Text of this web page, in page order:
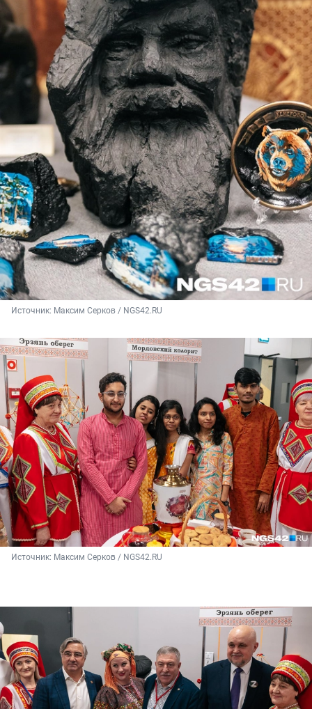
Источник: Максим Серков / NGS42.RU
Источник: Максим Серков / NGS42.RU